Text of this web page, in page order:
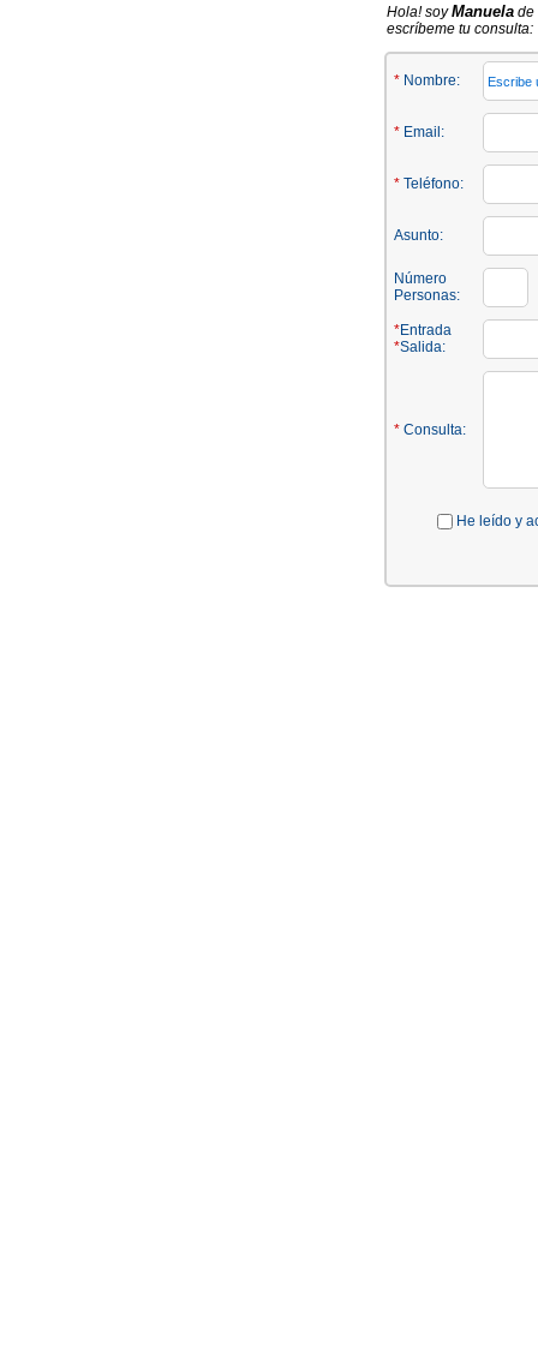
Hola! soyManuela de
escríbeme tu consulta:
* Nombre:
* Email:
* Teléfono:
Asunto:
Número
Personas:
*Entrada
*Salida:
* Consulta:
He leído y